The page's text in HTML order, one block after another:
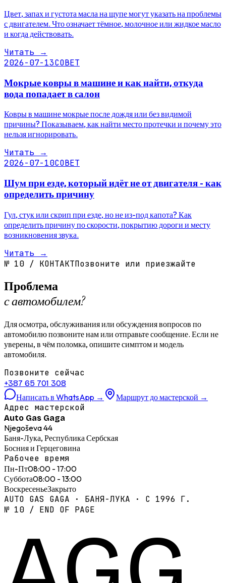
Цвет, запах и густота масла на щупе могут указать на проблемы
с двигателем. Что означает тёмное, молочное или жидкое масло
и когда действовать.
Читать →
2026-07-13СОВЕТ
Мокрые ковры в машине и как найти, откуда
вода попадает в салон
Ковры в машине мокрые после дождя или без видимой
причины? Показываем, как найти место протечки и почему это
нельзя игнорировать.
Читать →
2026-07-10СОВЕТ
Шум при езде, который идёт не от двигателя - как
определить причину
Гул, стук или скрип при езде, но не из-под капота? Как
определить причину по скорости, покрытию дороги и месту
возникновения звука.
Читать →
№ 10 / КОНТАКТПозвоните или приезжайте
Проблема
с автомобилем?
Для осмотра, обслуживания или обсуждения вопросов по
автомобилю позвоните нам или отправьте сообщение. Если не
уверены, в чём поломка, опишите симптом и модель
автомобиля.
Позвоните сейчас
+387 65 701 308
Написать в WhatsApp → Маршрут до мастерской →
Адрес мастерской
Auto Gas Gaga
Njegoševa 44
Баня-Лука, Республика Сербская
Босния и Герцеговина
Рабочее время
Пн-Пт08:00 - 17:00
Суббота08:00 - 13:00
ВоскресеньеЗакрыто
AUTO GAS GAGA · БАНЯ-ЛУКА · С 1996 Г.
№ 10 / END OF PAGE